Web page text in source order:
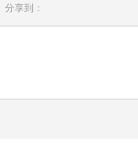
分享到：